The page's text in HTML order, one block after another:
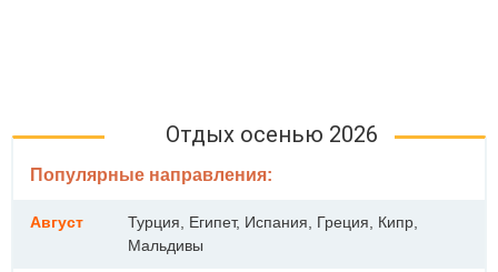
Отдых осенью 2026
Популярные направления:
Август
Турция, Египет, Испания, Греция, Кипр,
Мальдивы